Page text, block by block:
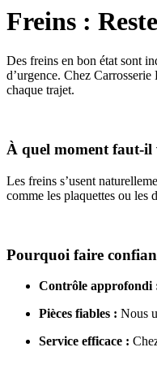
Freins :
Des freins en bon état sont
d’urgence. Chez
chaque trajet.
À quel moment faut-il
Les freins s’usent
comme les plaquettes ou les
Pourquoi faire
Contrôle approfondi
Pièces fiables : Nous
Service efficace :